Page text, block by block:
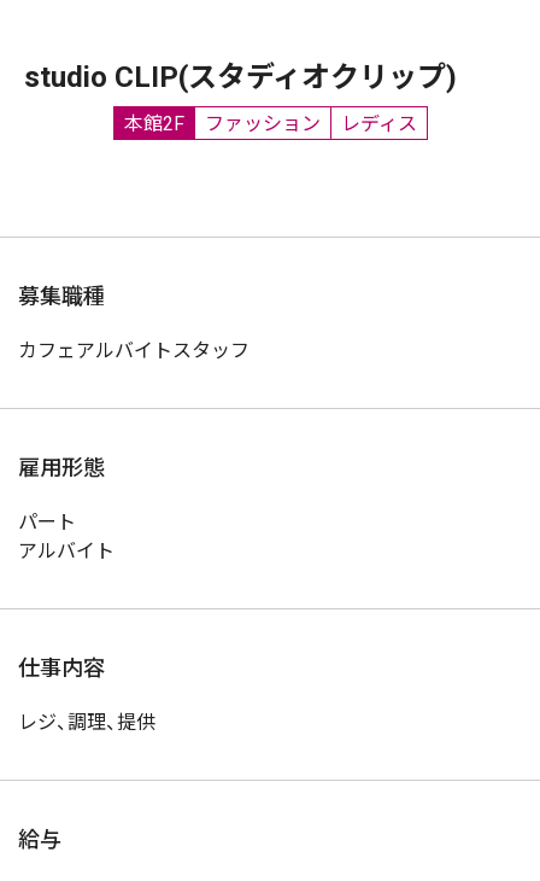
studio CLIP(スタディオクリップ)
本館2F ファッション レディス
募集職種
カフェアルバイトスタッフ
雇用形態
パート
アルバイト
仕事内容
レジ、調理、提供
給与